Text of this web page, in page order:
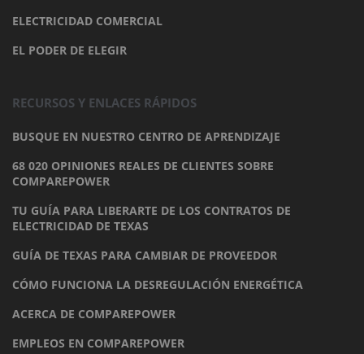
ELECTRICIDAD COMERCIAL
EL PODER DE ELEGIR
RECURSOS Y ENLACES RÁPIDOS
BUSQUE EN NUESTRO CENTRO DE APRENDIZAJE
68 020 OPINIONES REALES DE CLIENTES SOBRE
COMPAREPOWER
TU GUÍA PARA LIBERARTE DE LOS CONTRATOS DE
ELECTRICIDAD DE TEXAS
GUÍA DE TEXAS PARA CAMBIAR DE PROVEEDOR
CÓMO FUNCIONA LA DESREGULACIÓN ENERGÉTICA
ACERCA DE COMPAREPOWER
EMPLEOS EN COMPAREPOWER